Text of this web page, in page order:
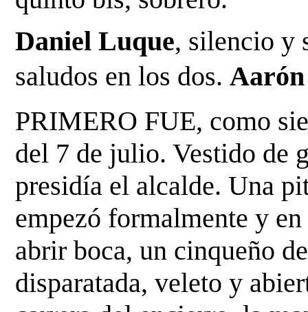
Daniel Luque, silencio y
saludos en los dos.
PRIMERO FUE, como
del 7 de julio. Vestido de
presidía el alcalde. Una
empezó formalmente y
abrir boca, un cinqueño
disparatada, veleto y